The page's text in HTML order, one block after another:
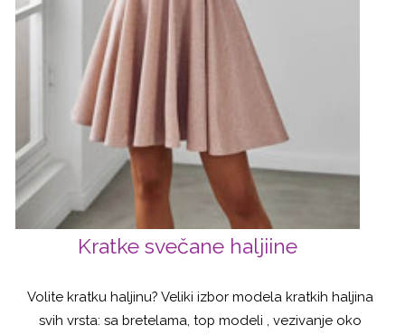
Kratke svečane haljiine
Volite kratku haljinu? Veliki izbor modela kratkih haljina
svih vrsta: sa bretelama, top modeli , vezivanje oko